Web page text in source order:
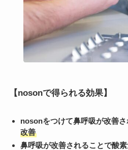
【nosonで得られる効果】
nosonをつけて鼻呼吸が改善
改善
鼻呼吸が改善されることで酸